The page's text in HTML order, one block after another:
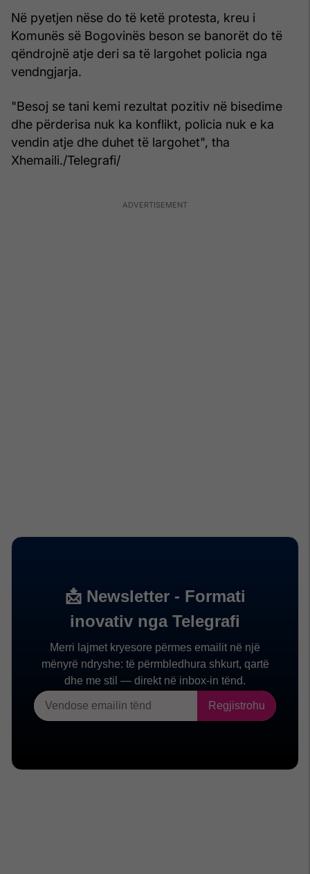
Në pyetjen nëse do të ketë protesta, kreu i
Komunës së Bogovinës beson se banorët do të
qëndrojnë atje deri sa të largohet policia nga
vendngjarja.
"Besoj se tani kemi rezultat pozitiv në bisedime
dhe përderisa nuk ka konflikt, policia nuk e ka
vendin atje dhe duhet të largohet", tha
Xhemaili./Telegrafi/